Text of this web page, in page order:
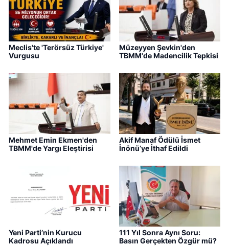
Meclis'te 'Terörsüz Türkiye'
Vurgusu
Müzeyyen Şevkin'den
TBMM'de Madencilik Tepkisi
Mehmet Emin Ekmen'den
TBMM'de Yargı Eleştirisi
Akif Manaf Ödülü İsmet
İnönü’ye İthaf Edildi
Yeni Parti’nin Kurucu
Kadrosu Açıklandı
111 Yıl Sonra Aynı Soru:
Basın Gerçekten Özgür mü?